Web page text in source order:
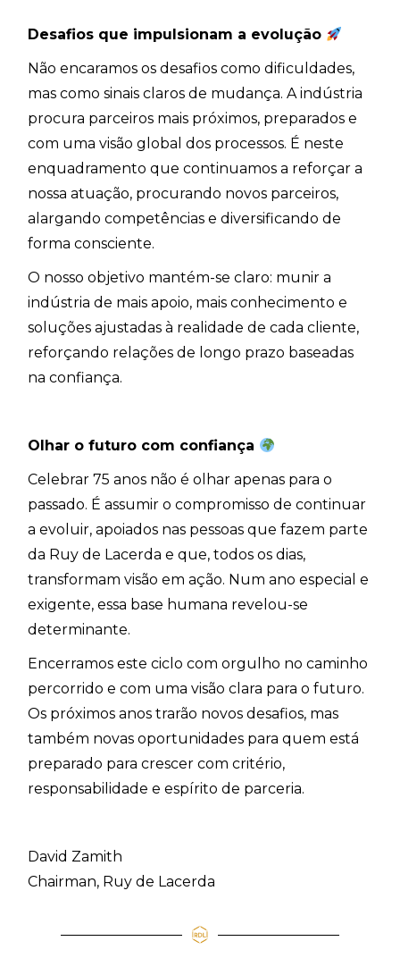
Desafios que impulsionam a evolução
Não encaramos os desafios como dificuldades,
mas como sinais claros de mudança. A indústria
procura parceiros mais próximos, preparados e
com uma visão global dos processos. É neste
enquadramento que continuamos a reforçar a
nossa atuação, procurando novos parceiros,
alargando competências e diversificando de
forma consciente.
O nosso objetivo mantém-se claro: munir a
indústria de mais apoio, mais conhecimento e
soluções ajustadas à realidade de cada cliente,
reforçando relações de longo prazo baseadas
na confiança.
Olhar o futuro com confiança
Celebrar 75 anos não é olhar apenas para o
passado. É assumir o compromisso de continuar
a evoluir, apoiados nas pessoas que fazem parte
da Ruy de Lacerda e que, todos os dias,
transformam visão em ação. Num ano especial e
exigente, essa base humana revelou-se
determinante.
Encerramos este ciclo com orgulho no caminho
percorrido e com uma visão clara para o futuro.
Os próximos anos trarão novos desafios, mas
também novas oportunidades para quem está
preparado para crescer com critério,
responsabilidade e espírito de parceria.
David Zamith
Chairman, Ruy de Lacerda